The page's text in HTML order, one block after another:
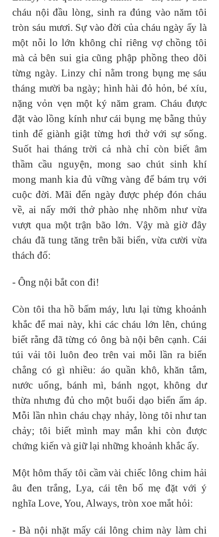
cháu nội đầu lòng, sinh ra đúng vào năm tôi
tròn sáu mươi. Sự vào đời của cháu ngày ấy là
một nỗi lo lớn không chỉ riêng vợ chồng tôi
mà cả bên sui gia cũng phập phồng theo dõi
từng ngày. Linzy chỉ nằm trong bụng mẹ sáu
tháng mười ba ngày; hình hài đỏ hỏn, bé xíu,
nặng vỏn vẹn một ký năm gram. Cháu được
đặt vào lồng kính như cái bụng mẹ bằng thủy
tinh để giành giật từng hơi thở với sự sống.
Suốt hai tháng trời cả nhà chỉ còn biết âm
thầm cầu nguyện, mong sao chút sinh khí
mong manh kia đủ vững vàng để bám trụ với
cuộc đời. Mãi đến ngày được phép đón cháu
về, ai nấy mới thở phào nhẹ nhõm như vừa
vượt qua một trận bão lớn. Vậy mà giờ đây
cháu đã tung tăng trên bãi biển, vừa cười vừa
thách đố:
- Ông nội bắt con đi!
Còn tôi tha hồ bấm máy, lưu lại từng khoảnh
khắc để mai này, khi các cháu lớn lên, chúng
biết rằng đã từng có ông bà nội bên cạnh. Cái
túi vải tôi luôn đeo trên vai mỗi lần ra biển
chẳng có gì nhiều: áo quần khô, khăn tắm,
nước uống, bánh mì, bánh ngọt, không dư
thừa nhưng đủ cho một buổi dạo biển ấm áp.
Mỗi lần nhìn cháu chạy nhảy, lòng tôi như tan
chảy; tôi biết mình may mắn khi còn được
chứng kiến và giữ lại những khoảnh khắc ấy.
Một hôm thấy tôi cầm vài chiếc lông chim hải
âu đen trắng, Lya, cái tên bố mẹ đặt với ý
nghĩa Love, You, Always, tròn xoe mắt hỏi:
- Bà nội nhặt mấy cái lông chim này làm chi